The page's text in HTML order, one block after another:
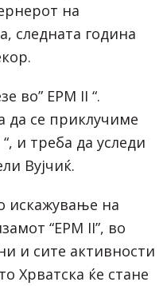
на
следната година
во” ЕРМ II “.
да се приклучиме
и треба да уследи
Вујчиќ.
искажување на
“ЕРМ II”, во
и сите активности
Хрватска ќе стане